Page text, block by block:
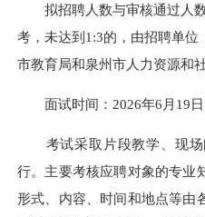
拟招聘人数与审核通过人数
考，未达到1:3的，由招聘单位
市教育局和泉州市人力资源和
面试时间：2026年6月19日
考试采取片段教学、现场
行。主要考核应聘对象的专业
形式、内容、时间和地点等由